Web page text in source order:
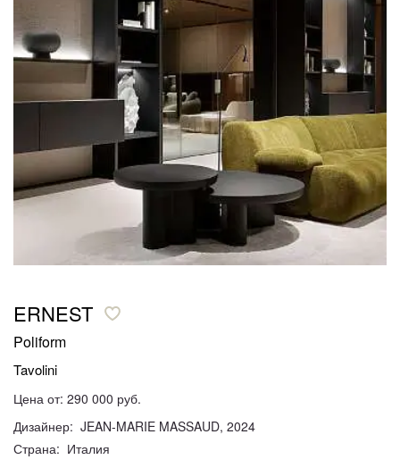
ERNEST
Poliform
Tavolini
Цена от: 290 000 руб.
Дизайнер: JEAN-MARIE MASSAUD, 2024
Страна: Италия